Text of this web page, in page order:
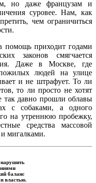
но даже французам и
суровее. Нам, как
чем ограничиться
помощь приходит годами
законов смягчается
Даже в Москве, где
людей на улице
и не штрафует. То ли
то ли просто не хотят
так давно прошли облавы
с собаками, а одного
на утреннюю пробежку,
средства массовой
мигалками.
баланс
властью.